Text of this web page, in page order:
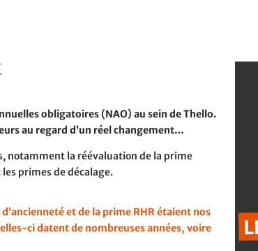
obligatoires (NAO) au sein de Thello.
au regard d’un réel changement…
notamment la réévaluation de la prime
primes de décalage.
et de la prime RHR étaient nos
ci datent de nombreuses années, voire